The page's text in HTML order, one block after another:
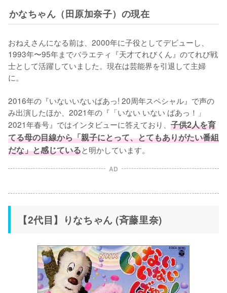
かなちゃん（田原加奈子）の現在
おねえさんになる前は、2000年に子役としてデビューし、
1993年〜95年までバラエティ『天才てれびくん』のてれび戦
士として活躍していました。現在は芸能界を引退して主婦
に。
2016年の『いないいないばあっ! 20周年スペシャル』で声の
み出演したほか、2021年の『「いない いない ばあっ！」
2021年春号』ではインタビューに答えており、 子供2人を育
てる母の目線から「親子にとって、とてもありがたい番組
だな」と感じていると明かしています。
AD
【2代目】りなちゃん (斉藤里奈)